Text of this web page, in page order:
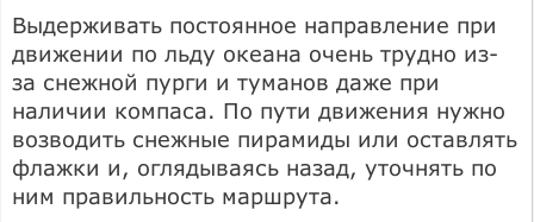
Выдерживать постоянное направление при
движении по льду океана очень трудно из-
за снежной пурги и туманов даже при
наличии компаса. По пути движения нужно
возводить снежные пирамиды или оставлять
флажки и, оглядываясь назад, уточнять по
ним правильность маршрута.